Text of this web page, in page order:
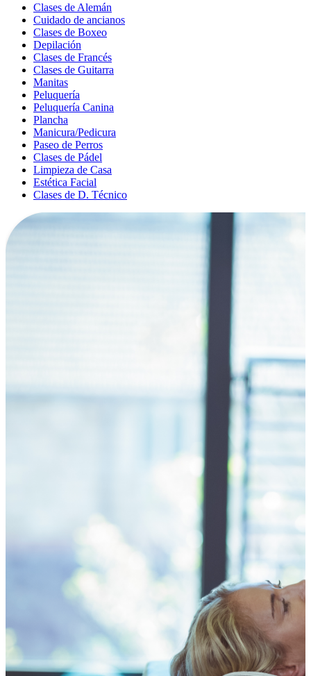
Clases de Alemán
Cuidado de ancianos
Clases de Boxeo
Depilación
Clases de Francés
Clases de Guitarra
Manitas
Peluquería
Peluquería Canina
Plancha
Manicura/Pedicura
Paseo de Perros
Clases de Pádel
Limpieza de Casa
Estética Facial
Clases de D. Técnico